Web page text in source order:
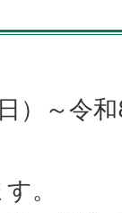
）～令
。